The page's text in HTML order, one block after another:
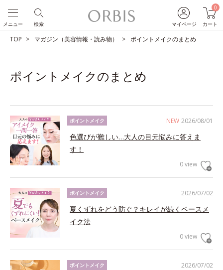
マイページ
0
カート
検索
メニュー
TOP マガジン（美容情報・読み物） ポイントメイクのまとめ
ポイントメイクのまとめ
NEW 2026/08/01
ポイントメイク
色選びが難しい…大人の目元悩みに答えま
す！
0 view
2026/07/02
ポイントメイク
夏くずれをどう防ぐ？キレイが続くベースメ
イク法
0 view
2026/07/02
ポイントメイク